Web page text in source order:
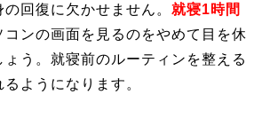
回復に欠かせません。 就寝1時間
コンの画面を見るのをやめて目を休
う。就寝前のルーティンを整える
ようになります。